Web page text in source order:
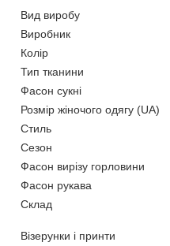
Вид виробу
Виробник
Колір
Тип тканини
Фасон сукні
Розмір жіночого одягу (UA)
Стиль
Сезон
Фасон вирізу горловини
Фасон рукава
Склад
Візерунки і принти